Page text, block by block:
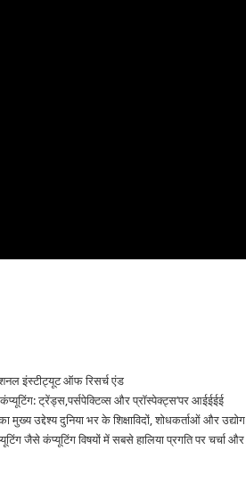
इंस्टीट्यूट ऑफ रिसर्च एंड
ट्रेंड्स,पर्सपेक्टिव्स और प्रॉस्पेक्ट्स’पर आईईईई
उद्देश्य दुनिया भर के शिक्षाविदों, शोधकर्ताओं और उद्योग
जैसे कंप्यूटिंग विषयों में सबसे हालिया प्रगति पर चर्चा और